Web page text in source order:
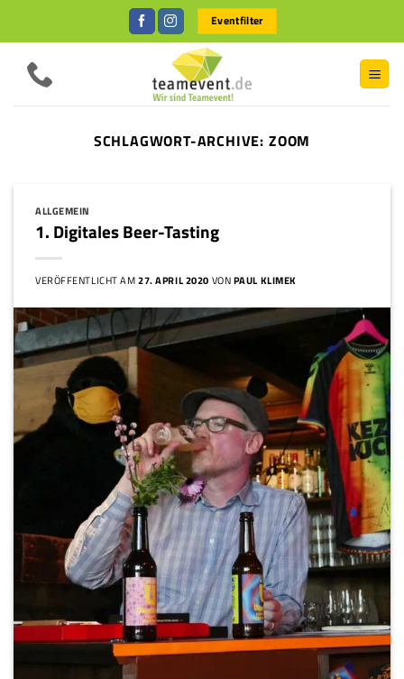
Eventfilter
SCHLAGWORT-ARCHIVE: ZOOM
ALLGEMEIN
1. Digitales Beer-Tasting
VERÖFFENTLICHT AM27. APRIL 2020 VONPAUL KLIMEK